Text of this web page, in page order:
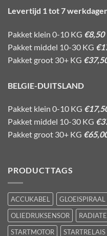
Levertijd 1 tot 7
Pakket klein 0-10 KG €8,50
Pakket middel 10-30 KG
Pakket groot 30+ KG
BELGIE-DUITSLAND
Pakket klein 0-10 KG
Pakket middel 10-30 KG
Pakket groot 30+ KG
PRODUCTTAGS
ACCUKABEL GLOEISPIRAAL
OLIEDRUKSENSOR
STARTMOTOR
STARTRELAIS